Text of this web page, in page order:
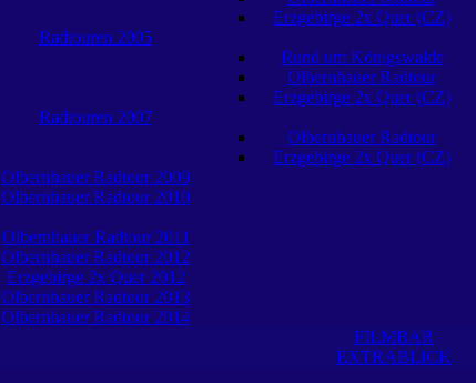
Erzgebirge 2x Quer (CZ)
Radtouren 2005
Rund um Königswalde
Olbernhauer Radtour
Erzgebirge 2x Quer (CZ)
Radtouren 2007
Olbernhauer Radtour
Erzgebirge 2x Quer (CZ)
Olbernhauer Radtour 2009
Olbernhauer Radtour 2010
Olbernhauer Radtour 2011
Olbernhauer Radtour 2012
Erzgebirge 2x Quer 2012
Olbernhauer Radtour 2013
Olbernhauer Radtour 2014
FILMBAR
EXTRABLICK